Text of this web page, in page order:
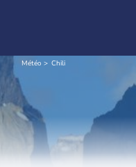
Météo Chili